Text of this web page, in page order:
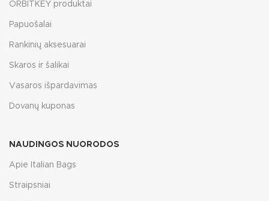
ORBITKEY produktai
Papuošalai
Rankinių aksesuarai
Skaros ir šalikai
Vasaros išpardavimas
Dovanų kuponas
NAUDINGOS NUORODOS
Apie Italian Bags
Straipsniai